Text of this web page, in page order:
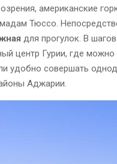
американские
Тюссо.
для прогулок. В
центр Гурии, где
удобно совершать
Аджарии.